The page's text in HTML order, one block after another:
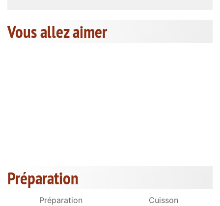
Vous allez aimer
Préparation
Préparation Cuisson